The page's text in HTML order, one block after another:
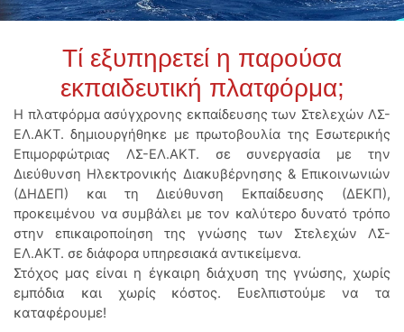
Τί εξυπηρετεί η παρούσα
εκπαιδευτική πλατφόρμα;
Η πλατφόρμα ασύγχρονης εκπαίδευσης των Στελεχών ΛΣ-
ΕΛ.ΑΚΤ. δημιουργήθηκε με πρωτοβουλία της Εσωτερικής
Επιμορφώτριας ΛΣ-ΕΛ.ΑΚΤ. σε συνεργασία με την
Διεύθυνση Ηλεκτρονικής Διακυβέρνησης & Επικοινωνιών
(ΔΗΔΕΠ) και τη Διεύθυνση Εκπαίδευσης (ΔΕΚΠ),
προκειμένου να συμβάλει με τον καλύτερο δυνατό τρόπο
στην επικαιροποίηση της γνώσης των Στελεχών ΛΣ-
ΕΛ.ΑΚΤ. σε διάφορα υπηρεσιακά αντικείμενα.
Στόχος μας είναι η έγκαιρη διάχυση της γνώσης, χωρίς
εμπόδια και χωρίς κόστος. Ευελπιστούμε να τα
καταφέρουμε!